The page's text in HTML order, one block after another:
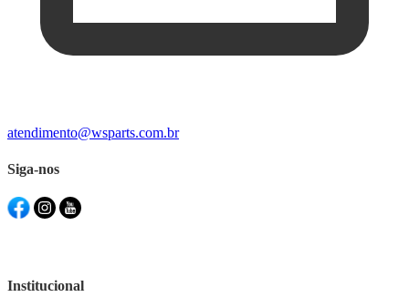
atendimento@wsparts.com.br
Siga-nos
Institucional